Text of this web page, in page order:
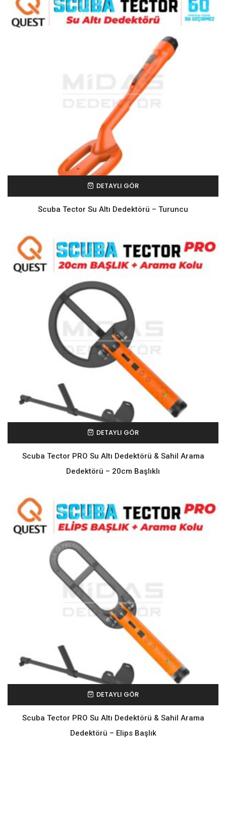
DETAYLI GÖR
Scuba Tector Su Altı Dedektörü – Turuncu
DETAYLI GÖR
Scuba Tector PRO Su Altı Dedektörü & Sahil Arama
Dedektörü – 20cm Başlıklı
DETAYLI GÖR
Scuba Tector PRO Su Altı Dedektörü & Sahil Arama
Dedektörü – Elips Başlık